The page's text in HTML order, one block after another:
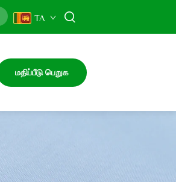
TA
மதிப்பீடு பெறுக